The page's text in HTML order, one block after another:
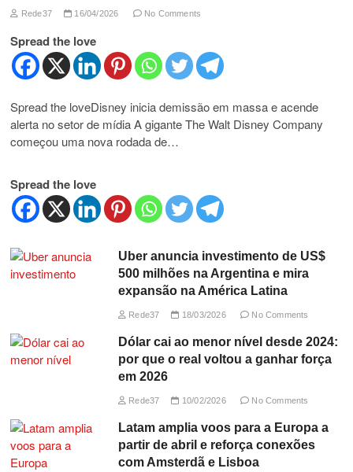
Rede37 16/04/2026 No Comments
Spread the love
Spread the loveDisney inicia demissão em massa e acende
alerta no setor de mídia A gigante The Walt Disney Company
começou uma nova rodada de…
Spread the love
Uber anuncia investimento de US$
500 milhões na Argentina e mira
expansão na América Latina
Rede37 18/03/2026 No Comments
Dólar cai ao menor nível desde 2024:
por que o real voltou a ganhar força
em 2026
Rede37 10/02/2026 No Comments
Latam amplia voos para a Europa a
partir de abril e reforça conexões
com Amsterdã e Lisboa